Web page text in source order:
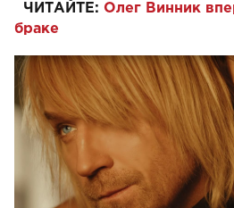
ЧИТАЙТЕ: Олег Винник
браке